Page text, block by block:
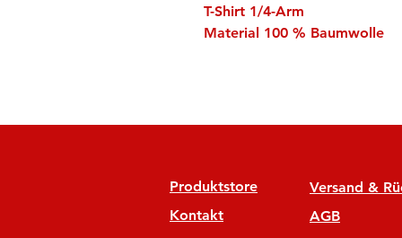
T-Shirt 1/4-Arm
Material 100 % Baumwolle
Produktstore
Kontakt
Versand &
AGB